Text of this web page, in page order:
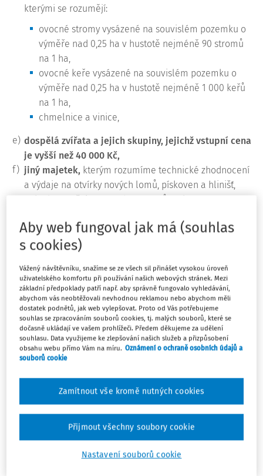
kterými se rozumějí:
ovocné stromy vysázené na souvislém pozemku o
výměře nad 0,25 ha v hustotě nejméně 90 stromů
na 1 ha,
ovocné keře vysázené na souvislém pozemku o
výměře nad 0,25 ha v hustotě nejméně 1 000 keřů
na 1 ha,
chmelnice a vinice,
e) dospělá zvířata a jejich skupiny, jejichž vstupní cena
je vyšší než 40 000 Kč,
f) jiný majetek, kterým rozumíme technické zhodnocení
a výdaje na otvírky nových lomů, pískoven a hlinišť,
pokud nezvyšuje vstupní cenu a zůstatkovou cenu
písm. f) ZDP , technické rekultivace, dále výdaje
hrazené uživatelem, které podle zákona č.
„ZÚ“), nebo podle daňové evidence tvoří součást
ocenění hmotného majetku, který je předmětem
finančního leasingu, a které v úhrnu se sjednanou
kupní cenou ve smlouvě převýší u movitého majetku
hodnotu 40 000 Kč, a dále právo stavby u poplatníka,
který nevede účetnictví.
se samostatným technickoekonomickým určením. Rozumí
se jím dílčí část výrobního či jiného celku. Soubor
hmotných movitých věcí je nutné evidovat zvlášť tak, aby
byly zajištěny průkazné technické i hodnotové údaje o
jednotlivých věcech zařazených do souboru, určení
hlavního funkčního předmětu a o všech změnách souboru
Aby web fungoval jak má (souhlas
s cookies)
Vážený návštěvníku, snažíme se ze všech sil přinášet vysokou úroveň
uživatelského komfortu při používání našich webových stránek. Mezi
základní předpoklady patří např. aby správně fungovalo vyhledávání,
abychom vás neobtěžovali nevhodnou reklamou nebo abychom měli
dostatek podnětů, jak web vylepšovat. Proto od Vás potřebujeme
souhlas se zpracováním souborů cookies, tj. malých souborů, které se
dočasně ukládají ve vašem prohlížeči. Předem děkujeme za udělení
souhlasu. Data využijeme ke zlepšování našich služeb a přizpůsobení
obsahu webu přímo Vám na míru. Oznámení o ochraně osobních údajů a
souborů cookie
Nastavení souborů cookie
Zamítnout vše kromě nutných cookies
Přijmout všechny soubory cookie